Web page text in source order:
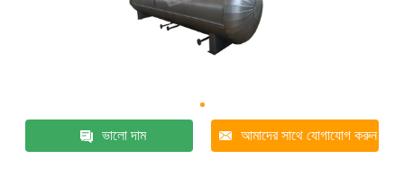
ভালো দাম আমাদের সাথে যোগাযোগ করুন